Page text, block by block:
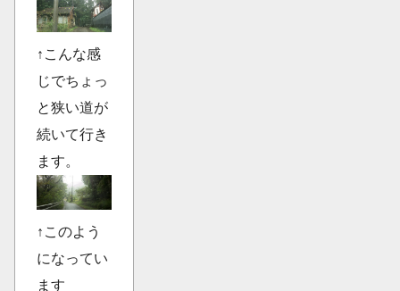
↑こんな感
じでちょっ
と狭い道が
続いて行き
ます。
↑このよう
になってい
ます